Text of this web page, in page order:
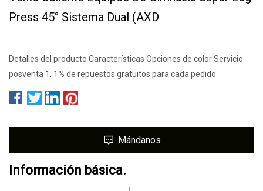
Press 45° Sistema Dual (AXD
Detalles del producto Características Opciones de color Servicio
posventa 1. 1% de repuestos gratuitos para cada pedido
Mándanos
Información básica.